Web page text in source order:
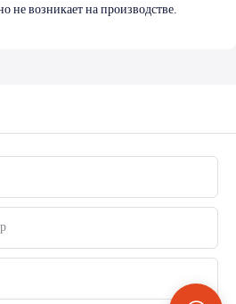
не возникает на производстве.